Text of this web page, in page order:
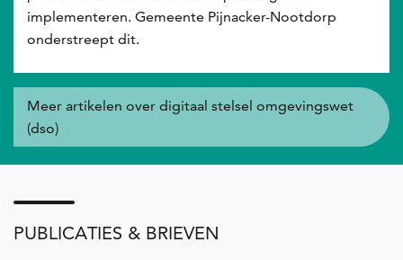
implementeren. Gemeente Pijnacker-Nootdorp
onderstreept dit.
Meer artikelen over digitaal stelsel omgevingswet
(dso)
PUBLICATIES & BRIEVEN